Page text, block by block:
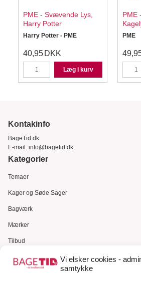
Vi elsker cookies -
samtykke
PME - Svævende Lys,
Harry Potter
Harry Potter - PME
40,95 DKK
Læg i kurv
PME
PME
Kontakinfo
BageTid.dk
E-mail: info@bagetid.dk
Kategorier
Temaer
Kager og Søde Sager
Bagværk
Mærker
Tilbud
Gavekort
Kundeservice